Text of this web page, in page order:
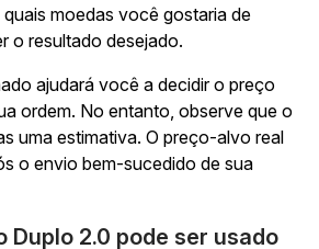
moedas você gostaria de
o resultado desejado.
ajudará você a decidir o preço
ordem. No entanto, observe que o
uma estimativa. O preço-alvo real
o envio bem-sucedido de sua
Duplo 2.0 pode ser usado